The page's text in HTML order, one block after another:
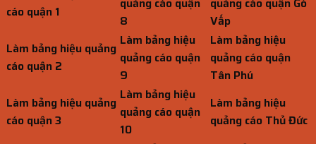
cáo quận 1
8
Vấp
Làm bảng hiệu quảng
cáo quận 2
Làm bảng hiệu
quảng cáo quận
9
Làm bảng hiệu
quảng cáo quận
Tân Phú
Làm bảng hiệu quảng
cáo quận 3
Làm bảng hiệu
quảng cáo quận
10
Làm bảng hiệu
quảng cáo Thủ Đức